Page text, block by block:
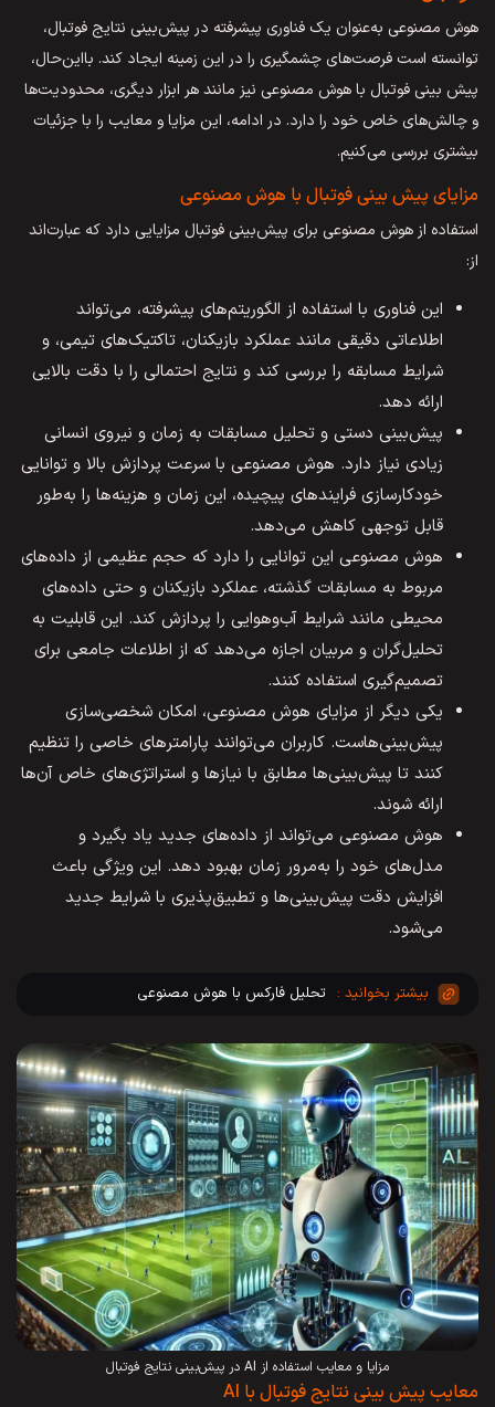
هوش مصنوعی به‌عنوان یک فناوری پیشرفته در پیش‌بینی نتایج فوتبال،
توانسته است فرصت‌های چشمگیری را در این زمینه ایجاد کند. بااین‌حال،
پیش بینی فوتبال با هوش مصنوعی نیز مانند هر ابزار دیگری، محدودیت‌ها
و چالش‌های خاص خود را دارد. در ادامه، این مزایا و معایب را با جزئیات
بیشتری بررسی می‌کنیم.
مزایای پیش بینی فوتبال با هوش مصنوعی
استفاده از هوش مصنوعی برای پیش‌بینی فوتبال مزایایی دارد که عبارت‌اند
از:
این فناوری با استفاده از الگوریتم‌های پیشرفته، می‌تواند
اطلاعاتی دقیقی مانند عملکرد بازیکنان، تاکتیک‌های تیمی، و
شرایط مسابقه را بررسی کند و نتایج احتمالی را با دقت بالایی
ارائه دهد.
پیش‌بینی دستی و تحلیل مسابقات به زمان و نیروی انسانی
زیادی نیاز دارد. هوش مصنوعی با سرعت پردازش بالا و توانایی
خودکارسازی فرایندهای پیچیده، این زمان و هزینه‌ها را به‌طور
قابل توجهی کاهش می‌دهد.
هوش مصنوعی این توانایی را دارد که حجم عظیمی از داده‌های
مربوط به مسابقات گذشته، عملکرد بازیکنان و حتی داده‌های
محیطی مانند شرایط آب‌وهوایی را پردازش کند. این قابلیت به
تحلیل‌گران و مربیان اجازه می‌دهد که از اطلاعات جامعی برای
تصمیم‌گیری استفاده کنند.
یکی دیگر از مزایای هوش مصنوعی، امکان شخصی‌سازی
پیش‌بینی‌هاست. کاربران می‌توانند پارامترهای خاصی را تنظیم
کنند تا پیش‌بینی‌ها مطابق با نیازها و استراتژی‌های خاص آن‌ها
ارائه شوند.
هوش مصنوعی می‌تواند از داده‌های جدید یاد بگیرد و
مدل‌های خود را به‌مرور زمان بهبود دهد. این ویژگی باعث
افزایش دقت پیش‌بینی‌ها و تطبیق‌پذیری با شرایط جدید
می‌شود.
تحلیل فارکس با هوش مصنوعی
مزایا و معایب استفاده از AI در پیش‌بینی نتایج فوتبال
معایب پیش بینی نتایج فوتبال با AI